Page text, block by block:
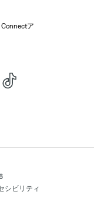
Connectア
シビリティ